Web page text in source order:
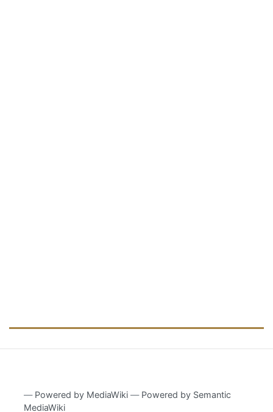
― Powered by MediaWiki ― Powered by Semantic
MediaWiki